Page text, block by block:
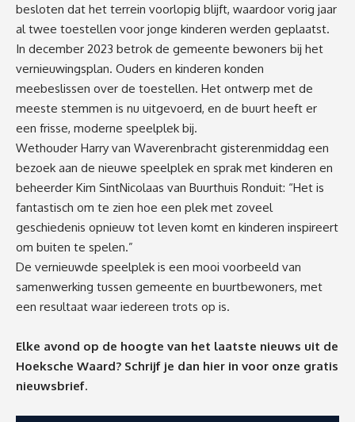
besloten dat het terrein voorlopig blijft, waardoor vorig jaar
al twee toestellen voor jonge kinderen werden geplaatst.
In december 2023 betrok de gemeente bewoners bij het
vernieuwingsplan. Ouders en kinderen konden
meebeslissen over de toestellen. Het ontwerp met de
meeste stemmen is nu uitgevoerd, en de buurt heeft er
een frisse, moderne speelplek bij.
Wethouder Harry van Waverenbracht gisterenmiddag een
bezoek aan de nieuwe speelplek en sprak met kinderen en
beheerder Kim SintNicolaas van Buurthuis Ronduit: “Het is
fantastisch om te zien hoe een plek met zoveel
geschiedenis opnieuw tot leven komt en kinderen inspireert
om buiten te spelen.”
De vernieuwde speelplek is een mooi voorbeeld van
samenwerking tussen gemeente en buurtbewoners, met
een resultaat waar iedereen trots op is.
Elke avond op de hoogte van het laatste nieuws uit de
Hoeksche Waard? Schrijf je dan hier in voor onze gratis
nieuwsbrief.